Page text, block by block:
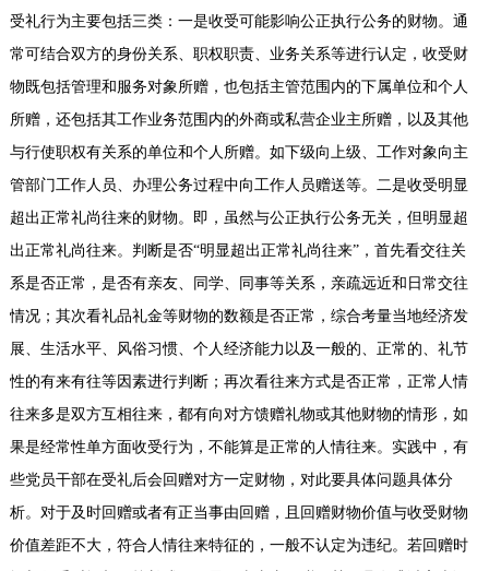
同仁
同仁
受礼行为主要包括三类：一是收受可能影响公正执行公务的财物。通
常可结合双方的身份关系、职权职责、业务关系等进行认定，收受财
物既包括管理和服务对象所赠，也包括主管范围内的下属单位和个人
所赠，还包括其工作业务范围内的外商或私营企业主所赠，以及其他
与行使职权有关系的单位和个人所赠。如下级向上级、工作对象向主
管部门工作人员、办理公务过程中向工作人员赠送等。二是收受明显
超出正常礼尚往来的财物。即，虽然与公正执行公务无关，但明显超
出正常礼尚往来。判断是否“明显超出正常礼尚往来”，首先看交往关
系是否正常，是否有亲友、同学、同事等关系，亲疏远近和日常交往
情况；其次看礼品礼金等财物的数额是否正常，综合考量当地经济发
展、生活水平、风俗习惯、个人经济能力以及一般的、正常的、礼节
性的有来有往等因素进行判断；再次看往来方式是否正常，正常人情
往来多是双方互相往来，都有向对方馈赠礼物或其他财物的情形，如
果是经常性单方面收受行为，不能算是正常的人情往来。实践中，有
些党员干部在受礼后会回赠对方一定财物，对此要具体问题具体分
析。对于及时回赠或者有正当事由回赠，且回赠财物价值与收受财物
价值差距不大，符合人情往来特征的，一般不认定为违纪。若回赠时